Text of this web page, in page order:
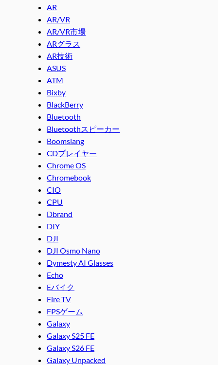
AR
AR/VR
AR/VR市場
ARグラス
AR技術
ASUS
ATM
Bixby
BlackBerry
Bluetooth
Bluetoothスピーカー
Boomslang
CDプレイヤー
Chrome OS
Chromebook
CIO
CPU
Dbrand
DIY
DJI
DJI Osmo Nano
Dymesty AI Glasses
Echo
Eバイク
Fire TV
FPSゲーム
Galaxy
Galaxy S25 FE
Galaxy S26 FE
Galaxy Unpacked